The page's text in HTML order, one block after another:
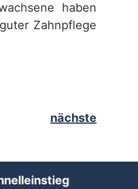
haben
Zahnpflege
nächste